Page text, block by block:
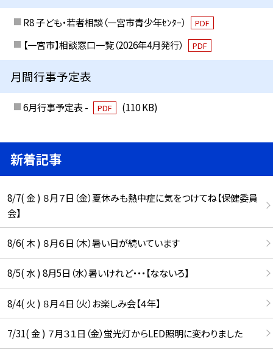
R8 子ども・若者相談（一宮市青少年ｾﾝﾀｰ） PDF
【一宮市】相談窓口一覧（2026年4月発行） PDF
月間行事予定表
6月行事予定表 - PDF (110 KB)
新着記事
8/7( 金 ) ８月７日（金）夏休みも熱中症に気をつけてね【保健委員
会】
8/6( 木 ) ８月６日（木）暑い日が続いています
8/5( 水 ) 8月5日（水）暑いけれど・・・【なないろ】
8/4( 火 ) ８月４日（火）お楽しみ会【４年】
7/31( 金 ) ７月３１日（金）蛍光灯からLED照明に変わりました